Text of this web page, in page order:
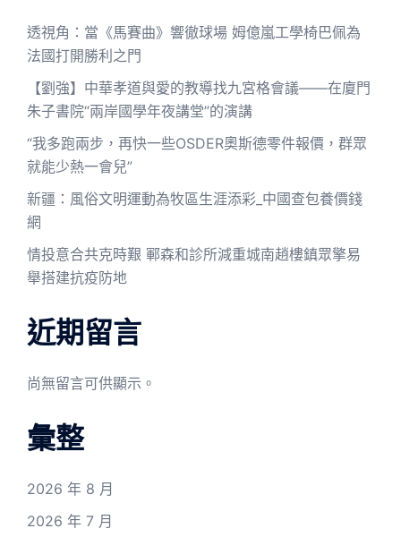
透視角：當《馬賽曲》響徹球場 姆億嵐工學椅巴佩為
法國打開勝利之門
【劉強】中華孝道與愛的教導找九宮格會議——在廈門
朱子書院“兩岸國學年夜講堂”的演講
“我多跑兩步，再快一些OSDER奧斯德零件報價，群眾
就能少熱一會兒”
新疆：風俗文明運動為牧區生涯添彩_中國查包養價錢
網
情投意合共克時艱 鄆森和診所減重城南趙樓鎮眾擎易
舉搭建抗疫防地
近期留言
尚無留言可供顯示。
彙整
2026 年 8 月
2026 年 7 月